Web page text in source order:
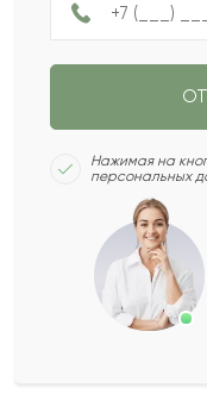
К Калка
Богдан
Нажимая на
персональных